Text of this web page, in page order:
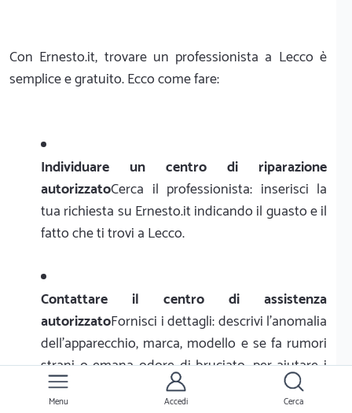
Con Ernesto.it, trovare un professionista a Lecco è
semplice e gratuito. Ecco come fare:
Individuare un centro di riparazione
autorizzatoCerca il professionista: inserisci la
tua richiesta su Ernesto.it indicando il guasto e il
fatto che ti trovi a Lecco.
Contattare il centro di assistenza
autorizzatoFornisci i dettagli: descrivi l'anomalia
dell'apparecchio, marca, modello e se fa rumori
strani o emana odore di bruciato, per aiutare i
tecnici locali a inquadrare il problema.
Menu Accedi Cerca